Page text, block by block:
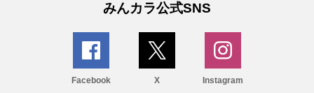
みんカラ公式SNS
Facebook X Instagram